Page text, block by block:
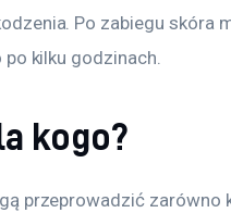
Po zabiegu skóra
kilku godzinach.
kogo?
przeprowadzić zarówno